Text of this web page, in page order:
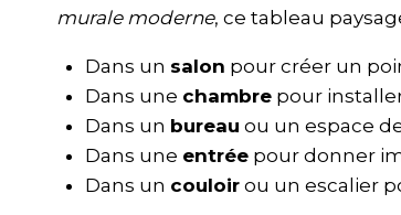
murale moderne, ce tableau
Dans un salon pour créer un
Dans une chambrepour
Dans un bureau ou un espace
Dans une entréepour donner
Dans un couloirou un escalier